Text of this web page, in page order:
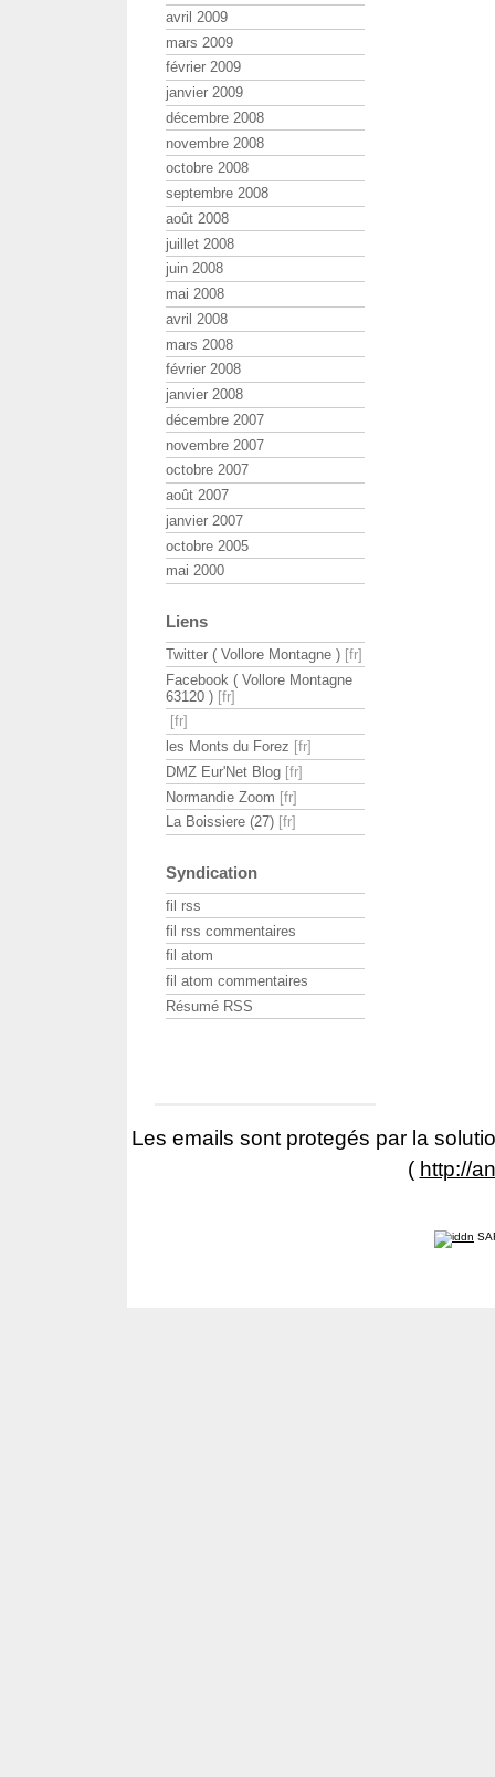
avril 2009
mars 2009
février 2009
janvier 2009
décembre 2008
novembre 2008
octobre 2008
septembre 2008
août 2008
juillet 2008
juin 2008
mai 2008
avril 2008
mars 2008
février 2008
janvier 2008
décembre 2007
novembre 2007
octobre 2007
août 2007
janvier 2007
octobre 2005
mai 2000
Liens
Twitter ( Vollore Montagne )
Facebook ( Vollore Montagne
63120 )
les Monts du Forez
DMZ Eur'Net Blog
Normandie Zoom
La Boissiere (27)
Syndication
fil rss
fil rss commentaires
fil atom
fil atom commentaires
Résumé RSS
Les emails sont protegés par la
( http://